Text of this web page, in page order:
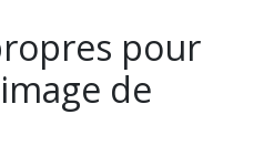
pour
de